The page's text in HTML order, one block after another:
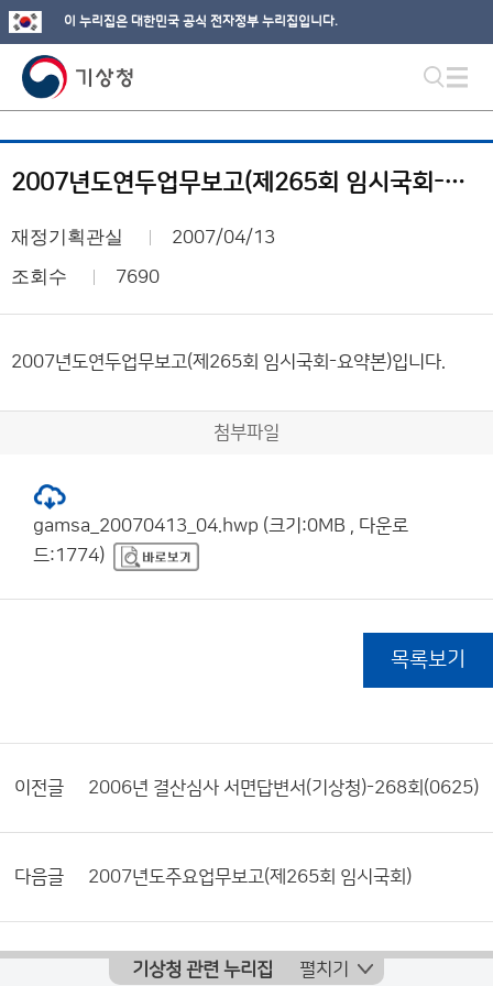
이 누리집은 대한민국 공식 전자정부 누리집입니다.
2007년도연두업무보고(제265회 임시국회-요약본)
재정기획관실 2007/04/13
조회수 7690
2007년도연두업무보고(제265회 임시국회-요약본)입니다.
첨부파일
gamsa_20070413_04.hwp (크기:0MB , 다운로
드:1774)
목록보기
이전글 2006년 결산심사 서면답변서(기상청)-268회(0625)
다음글 2007년도주요업무보고(제265회 임시국회)
기상청 관련 누리집 펼치기